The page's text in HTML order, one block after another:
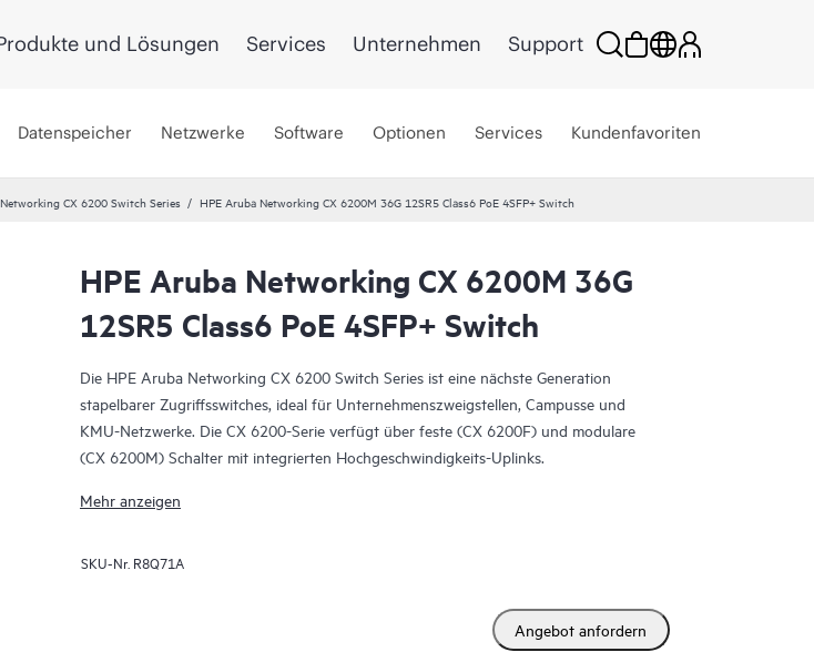
und Lösungen Services Unternehmen Support
Datenspeicher Netzwerke Software Optionen Services Kundenfavoriten
CX 6200 Switch Series HPE Aruba Networking CX 6200M 36G 12SR5 Class6 PoE 4SFP+ Switch
HPE Aruba Networking CX 6200M 36G
12SR5 Class6 PoE 4SFP+ Switch
Die HPE Aruba Networking CX 6200 Switch Series ist eine nächste Generation
stapelbarer Zugriffsswitches, ideal für Unternehmenszweigstellen, Campusse und
KMU-Netzwerke. Die CX 6200-Serie verfügt über feste (CX 6200F) und modulare
(CX 6200M) Schalter mit integrierten Hochgeschwindigkeits-Uplinks.
Mehr anzeigen
SKU-Nr. R8Q71A
Angebot anfordern